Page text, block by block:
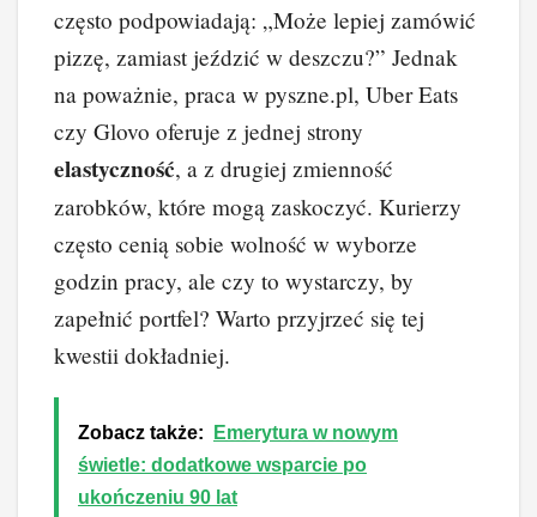
często podpowiadają: „Może lepiej zamówić
pizzę, zamiast jeździć w deszczu?” Jednak
na poważnie, praca w pyszne.pl, Uber Eats
czy Glovo oferuje z jednej strony
elastyczność, a z drugiej zmienność
zarobków, które mogą zaskoczyć. Kurierzy
często cenią sobie wolność w wyborze
godzin pracy, ale czy to wystarczy, by
zapełnić portfel? Warto przyjrzeć się tej
kwestii dokładniej.
Zobacz także:
Emerytura w nowym
świetle: dodatkowe wsparcie po
ukończeniu 90 lat